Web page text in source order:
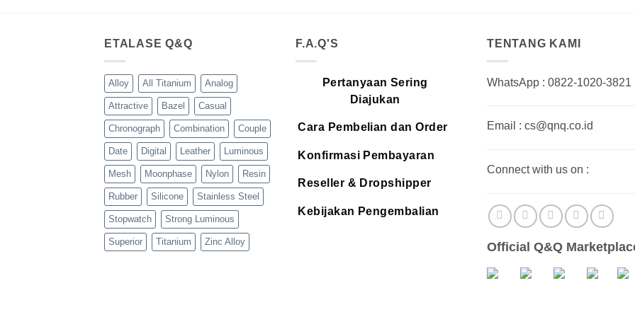
ETALASE Q&Q
Alloy All Titanium Analog
Attractive Bazel Casual
Chronograph Combination Couple
Date Digital Leather Luminous
Mesh Moonphase Nylon Resin
Rubber Silicone Stainless Steel
Stopwatch Strong Luminous
Superior Titanium Zinc Alloy
F.A.Q'S
Pertanyaan Sering
Diajukan
Cara Pembelian dan Order
Konfirmasi Pembayaran
Reseller & Dropshipper
Kebijakan Pengembalian
TENTANG KAMI
WhatsApp : 0822-1020-3821
Email : cs@qnq.co.id
Connect with us on :
Official Q&Q